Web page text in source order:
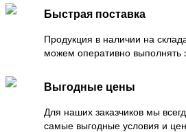
Быстрая поставка
Продукция в наличии на
можем оперативно выполнять
Выгодные цены
Для наших заказчиков мы
самые выгодные условия и